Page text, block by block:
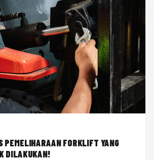
PEMELIHARAAN FORKLIFT YANG
DILAKUKAN!